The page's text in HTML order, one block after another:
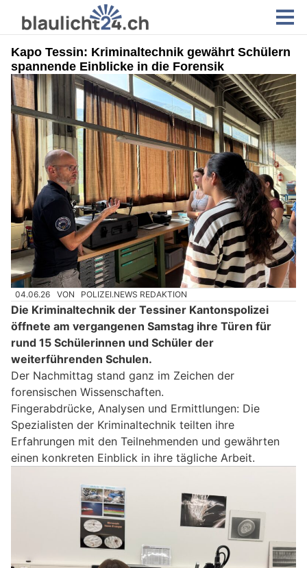
Kapo Tessin: Kriminaltechnik gewährt Schülern
spannende Einblicke in die Forensik
04.06.26 VON POLIZEI.NEWS REDAKTION
Die Kriminaltechnik der Tessiner Kantonspolizei
öffnete am vergangenen Samstag ihre Türen für
rund 15 Schülerinnen und Schüler der
weiterführenden Schulen.
Der Nachmittag stand ganz im Zeichen der
forensischen Wissenschaften.
Fingerabdrücke, Analysen und Ermittlungen: Die
Spezialisten der Kriminaltechnik teilten ihre
Erfahrungen mit den Teilnehmenden und gewährten
einen konkreten Einblick in ihre tägliche Arbeit.